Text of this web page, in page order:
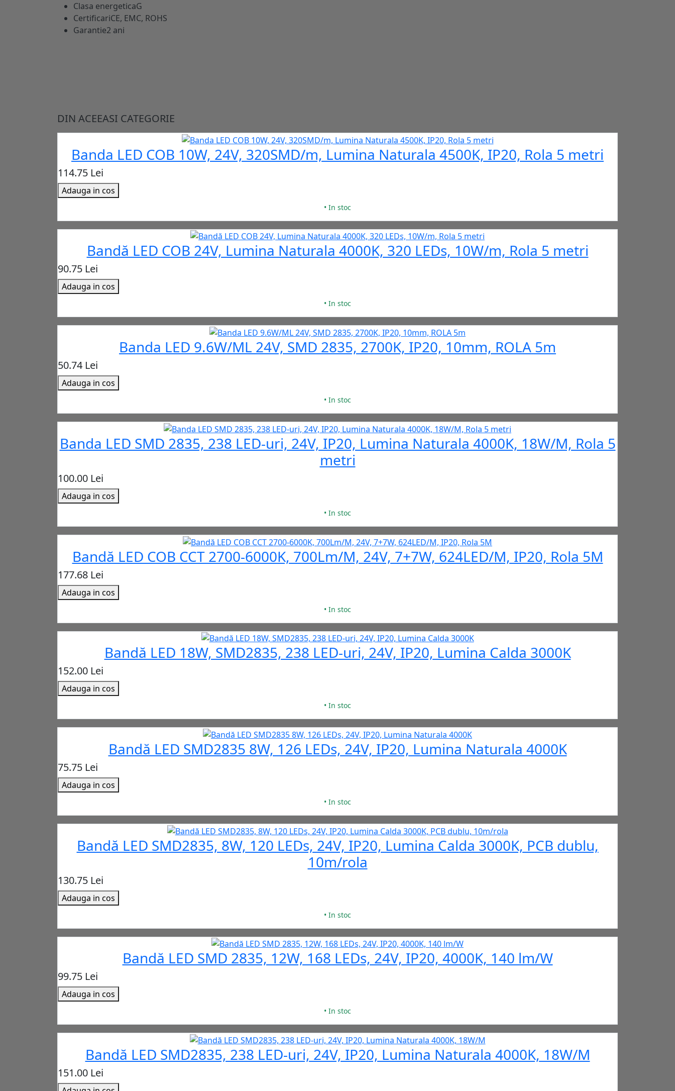
Clasa energeticaG
CertificariCE, EMC, ROHS
Garantie2 ani
DIN ACEEASI CATEGORIE
Banda LED COB 10W, 24V, 320SMD/m, Lumina Naturala 4500K, IP20, Rola 5 metri
114.75 Lei
Adauga in cos
• In stoc
Bandă LED COB 24V, Lumina Naturala 4000K, 320 LEDs, 10W/m, Rola 5 metri
90.75 Lei
Adauga in cos
• In stoc
Banda LED 9.6W/ML 24V, SMD 2835, 2700K, IP20, 10mm, ROLA 5m
50.74 Lei
Adauga in cos
• In stoc
Banda LED SMD 2835, 238 LED-uri, 24V, IP20, Lumina Naturala 4000K, 18W/M, Rola 5
metri
100.00 Lei
Adauga in cos
• In stoc
Bandă LED COB CCT 2700-6000K, 700Lm/M, 24V, 7+7W, 624LED/M, IP20, Rola 5M
177.68 Lei
Adauga in cos
• In stoc
Bandă LED 18W, SMD2835, 238 LED-uri, 24V, IP20, Lumina Calda 3000K
152.00 Lei
Adauga in cos
• In stoc
Bandă LED SMD2835 8W, 126 LEDs, 24V, IP20, Lumina Naturala 4000K
75.75 Lei
Adauga in cos
• In stoc
Bandă LED SMD2835, 8W, 120 LEDs, 24V, IP20, Lumina Calda 3000K, PCB dublu,
10m/rola
130.75 Lei
Adauga in cos
• In stoc
Bandă LED SMD 2835, 12W, 168 LEDs, 24V, IP20, 4000K, 140 lm/W
99.75 Lei
Adauga in cos
• In stoc
Bandă LED SMD2835, 238 LED-uri, 24V, IP20, Lumina Naturala 4000K, 18W/M
151.00 Lei